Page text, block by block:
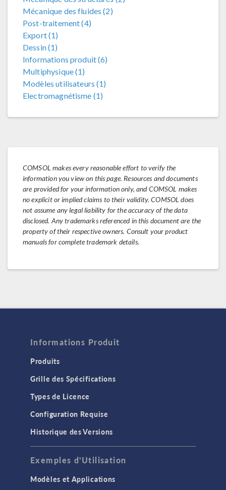
Mécanique des fluides (2)
Post-traitement (4)
Export (1)
Dessin (1)
Informations produit (6)
Multiphysique (1)
Modèles utilisateurs (1)
Electromagnétisme (1)
COMSOL makes every reasonable effort to verify the
information you view on this page. Resources and documents
are provided for your information only, and COMSOL makes
no explicit or implied claims to their validity. COMSOL does
not assume any legal liability for the accuracy of the data
disclosed. Any trademarks referenced in this document are the
property of their respective owners. Consult your product
manuals for complete trademark details.
Informations Produit
Produits
Grille des Spécifications
Types de Licence
Configuration Requise
Historique des Versions
Exemples d'Utilisation
Modèles et Applications